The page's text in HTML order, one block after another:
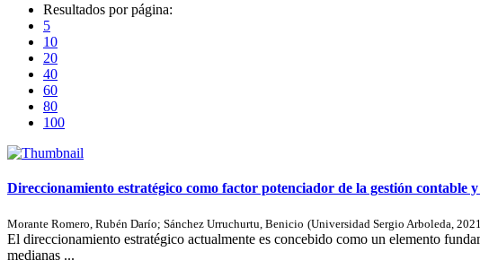
Resultados por página:
5
10
20
40
60
80
100
Direccionamiento estratégico como factor potenciador de la gestión
Morante Romero, Rubén Darío; Sánchez Urruchurtu, Benicio (Universidad Sergio Arboleda,
El direccionamiento estratégico actualmente es concebido como un elemento
medianas ...